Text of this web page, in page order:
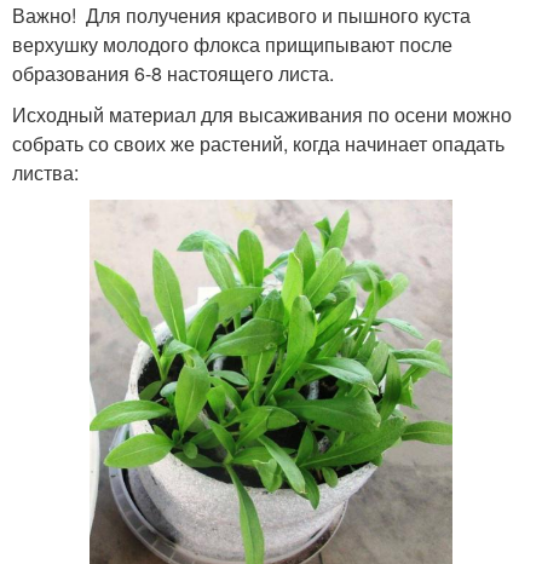
Важно! Для получения красивого и пышного куста
верхушку молодого флокса прищипывают после
образования 6-8 настоящего листа.
Исходный материал для высаживания по осени можно
собрать со своих же растений, когда начинает опадать
листва: